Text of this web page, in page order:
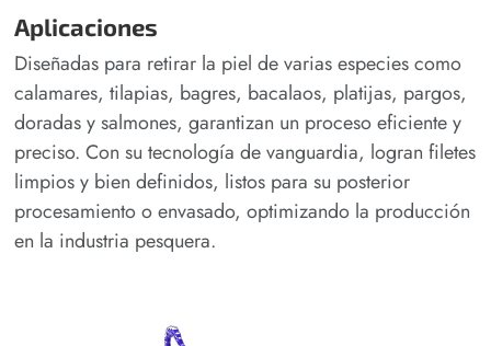
Aplicaciones
Diseñadas para retirar la piel de varias especies como
calamares, tilapias, bagres, bacalaos, platijas, pargos,
doradas y salmones, garantizan un proceso eficiente y
preciso. Con su tecnología de vanguardia, logran filetes
limpios y bien definidos, listos para su posterior
procesamiento o envasado, optimizando la producción
en la industria pesquera.